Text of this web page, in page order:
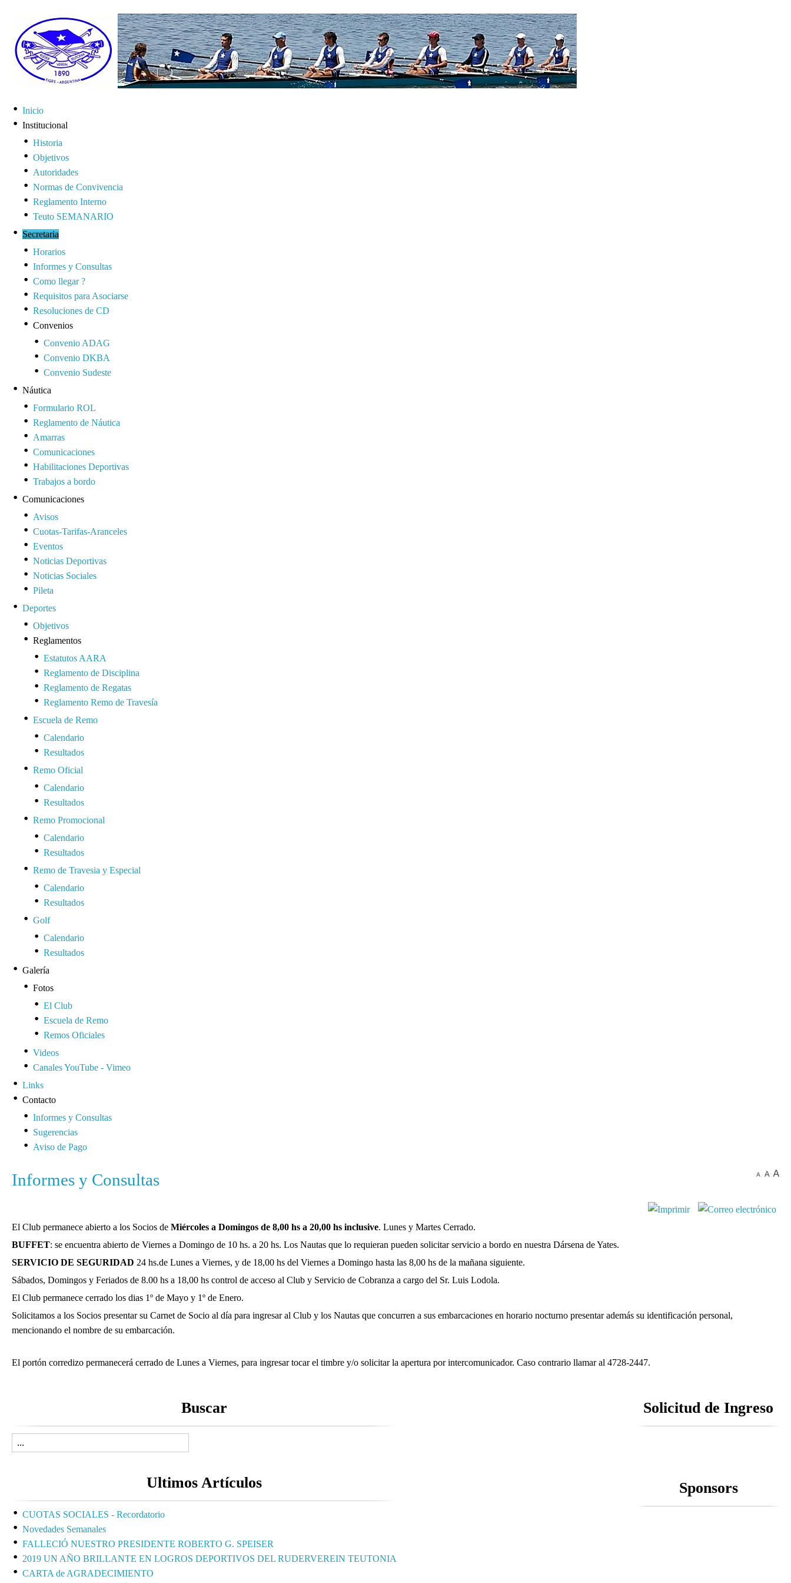
Inicio
Institucional
Historia
Objetivos
Autoridades
Normas de Convivencia
Reglamento Interno
Teuto SEMANARIO
Secretaria
Horarios
Informes y Consultas
Como llegar ?
Requisitos para Asociarse
Resoluciones de CD
Convenios
Convenio ADAG
Convenio DKBA
Convenio Sudeste
Náutica
Formulario ROL
Reglamento de Náutica
Amarras
Comunicaciones
Habilitaciones Deportivas
Trabajos a bordo
Comunicaciones
Avisos
Cuotas-Tarifas-Aranceles
Eventos
Noticias Deportivas
Noticias Sociales
Pileta
Deportes
Objetivos
Reglamentos
Estatutos AARA
Reglamento de Disciplina
Reglamento de Regatas
Reglamento Remo de Travesía
Escuela de Remo
Calendario
Resultados
Remo Oficial
Calendario
Resultados
Remo Promocional
Calendario
Resultados
Remo de Travesia y Especial
Calendario
Resultados
Golf
Calendario
Resultados
Galería
Fotos
El Club
Escuela de Remo
Remos Oficiales
Videos
Canales YouTube - Vimeo
Links
Contacto
Informes y Consultas
Sugerencias
Aviso de Pago
Informes y Consultas
El Club permanece abierto a los Socios de Miércoles a Domingos de 8,00 hs a 20,00 hs inclusive. Lunes y Martes Cerrado.
BUFFET: se encuentra abierto de Viernes a Domingo de 10 hs. a 20 hs. Los Nautas que lo requieran pueden solicitar servicio a bordo en nuestra Dársena de Yates.
SERVICIO DE SEGURIDAD 24 hs.de Lunes a Viernes, y de 18,00 hs del Viernes a Domingo hasta las 8,00 hs de la mañana siguiente.
Sábados, Domingos y Feriados de 8.00 hs a 18,00 hs control de acceso al Club y Servicio de Cobranza a cargo del Sr. Luis Lodola.
El Club permanece cerrado los dias 1º de Mayo y 1º de Enero.
Solicitamos a los Socios presentar su Carnet de Socio al día para ingresar al Club y los Nautas que concurren a sus embarcaciones en horario nocturno presentar además su identificación personal,
mencionando el nombre de su embarcación.
El portón corredizo permanecerá cerrado de Lunes a Viernes, para ingresar tocar el timbre y/o solicitar la apertura por intercomunicador. Caso contrario llamar al 4728-2447.
Buscar
Ultimos Artículos
CUOTAS SOCIALES - Recordatorio
Novedades Semanales
FALLECIÓ NUESTRO PRESIDENTE ROBERTO G. SPEISER
2019 UN AÑO BRILLANTE EN LOGROS DEPORTIVOS DEL RUDERVEREIN TEUTONIA
CARTA de AGRADECIMIENTO
Solicitud de Ingreso
Sponsors